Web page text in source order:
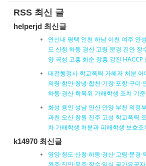
RSS 최신 글
helperjd 최신글
연신내 평택 인천 하남 이천 여주 안
도 산청 하동 경산 고령 문경 진안 장
양 곡성 고흥 화순 장흥 강진 HACCP
대전행정사 학교폭력 가해자 처분 어
의령·함안·창녕·합천·기장·포항·구미·
하동·경산 학폭위 가해학생 조치 기
화성 용인 성남 안산 안양 부천 의정
과천 오산 창원 진주 고성 학교폭력
차 가해학생 처분과 피해학생 보호조
k14970 최신글
영양·청도·산청·하동·경산·고령·문경·
완주·진안·무주·장수·임실 국가유공